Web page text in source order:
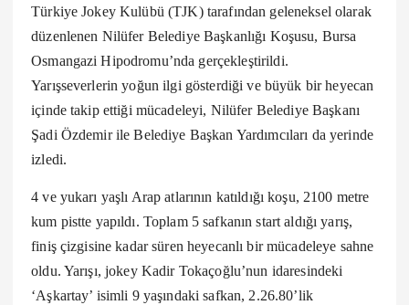
Türkiye Jokey Kulübü (TJK) tarafından geleneksel olarak
düzenlenen Nilüfer Belediye Başkanlığı Koşusu, Bursa
Osmangazi Hipodromu’nda gerçekleştirildi.
Yarışseverlerin yoğun ilgi gösterdiği ve büyük bir heyecan
içinde takip ettiği mücadeleyi, Nilüfer Belediye Başkanı
Şadi Özdemir ile Belediye Başkan Yardımcıları da yerinde
izledi.
4 ve yukarı yaşlı Arap atlarının katıldığı koşu, 2100 metre
kum pistte yapıldı. Toplam 5 safkanın start aldığı yarış,
finiş çizgisine kadar süren heyecanlı bir mücadeleye sahne
oldu. Yarışı, jokey Kadir Tokaçoğlu’nun idaresindeki
‘Aşkartay’ isimli 9 yaşındaki safkan, 2.26.80’lik